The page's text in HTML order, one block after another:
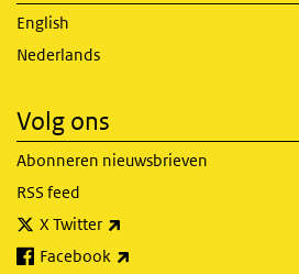
English
Nederlands
Volg ons
Abonneren nieuwsbrieven
RSS feed
X Twitter
Facebook